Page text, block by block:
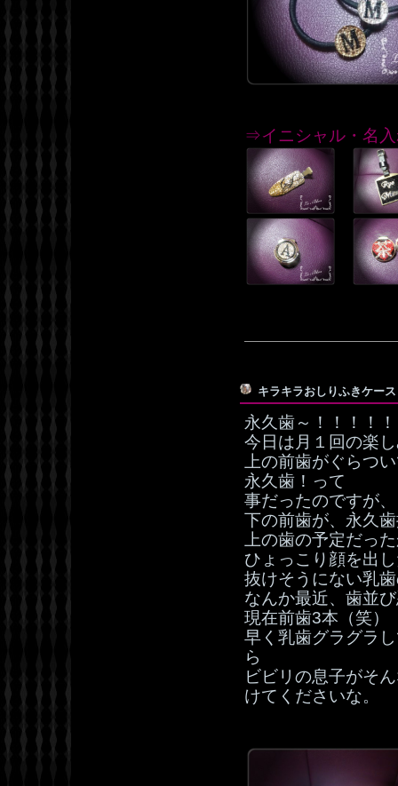
⇒イニシャル・名
キラキラおしりふきケー
永久歯～！！！！！
今日は月１回の楽
上の前歯がぐらつ
永久歯！って
事だったのですが、
下の前歯が、永久
上の歯の予定だっ
ひょっこり顔を出
抜けそうにない乳
なんか最近、歯並
現在前歯3本（笑）
早く乳歯グラグラ
ら
ビビリの息子がそ
けてくださいな。